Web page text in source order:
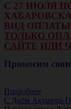
С 27 ИЮЛЯ
ВИД
ТОЛЬКО
САЙТЕ ИЛИ
Приносим
Подробнее
С Днём Акушера-